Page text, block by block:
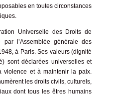
en toutes circonstances
Universelle des Droits de
par l’Assemblée générale des
à Paris. Ses valeurs (dignité
sont déclarées universelles et
violence et à maintenir la paix.
les droits civils, culturels,
dont tous les êtres humains